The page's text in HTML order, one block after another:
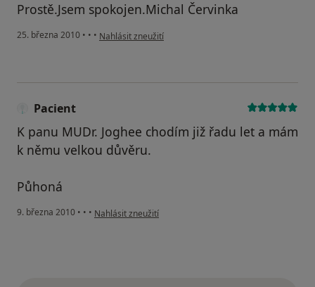
Prostě.Jsem spokojen.Michal Červinka
25. března 2010 • • • podle názoru uživatele Pacient
Nahlásit zneužití
Pacient
K panu MUDr. Joghee chodím již řadu let a mám
k němu velkou důvěru.
Půhoná
9. března 2010 • • • podle názoru uživatele Pacient
Nahlásit zneužití